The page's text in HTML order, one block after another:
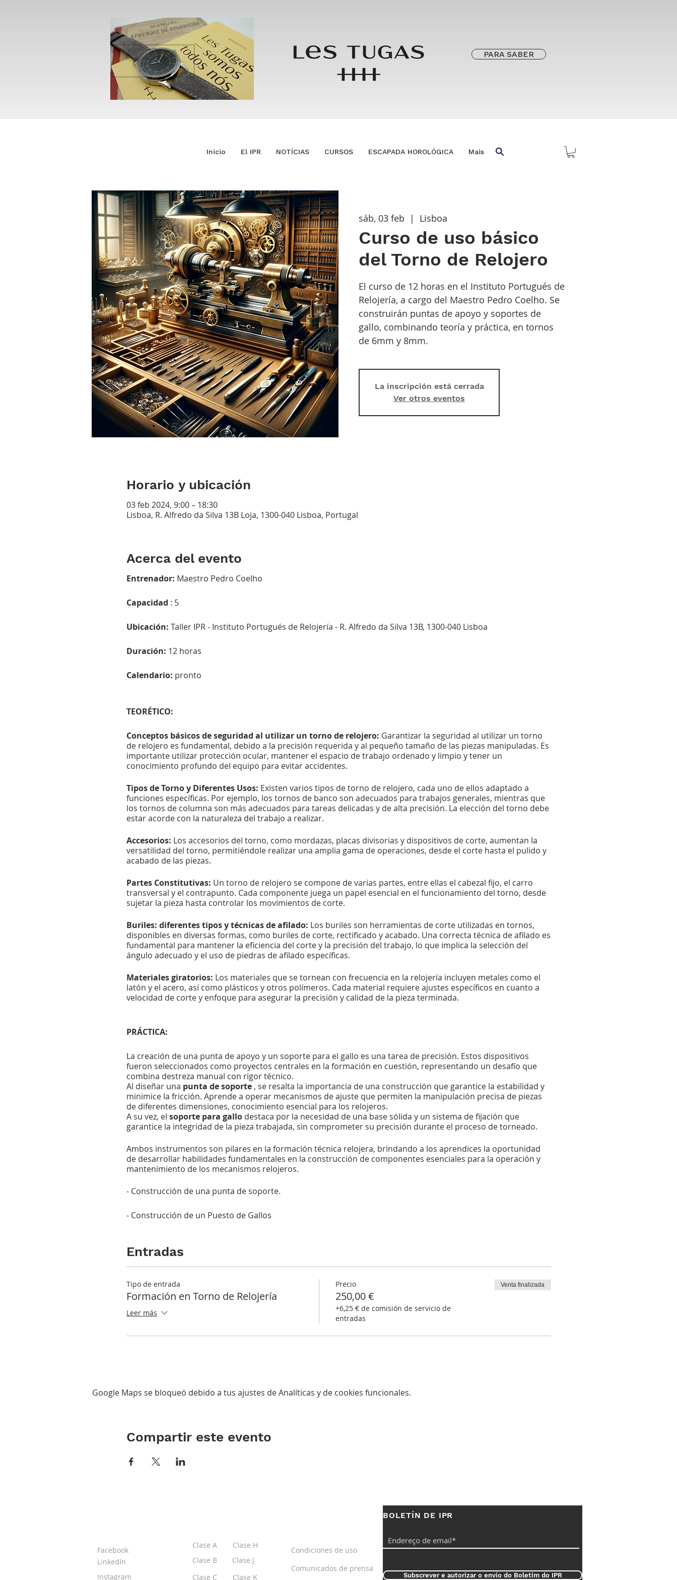
PARA SABER
Inicio El IPR NOTÍCIAS CURSOS ESCAPADA HOROLÓGICA Mais
sáb, 03 feb
  |
Lisboa
Curso de uso básico
del Torno de Relojero
El curso de 12 horas en el Instituto Portugués de
Relojería, a cargo del Maestro Pedro Coelho. Se
construirán puntas de apoyo y soportes de
gallo, combinando teoría y práctica, en tornos
de 6mm y 8mm.
La inscripción está cerrada
Ver otros eventos
Horario y ubicación
03 feb 2024, 9:00 – 18:30
Lisboa, R. Alfredo da Silva 13B Loja, 1300-040 Lisboa, Portugal
Acerca del evento
Entrenador: Maestro Pedro Coelho
Capacidad : 5
Ubicación: Taller IPR - Instituto Portugués de Relojería - R. Alfredo da Silva 13B, 1300-040 Lisboa
Duración: 12 horas
Calendario: pronto
TEORÉTICO:
Conceptos básicos de seguridad al utilizar un torno de relojero: Garantizar la seguridad al utilizar un torno
de relojero es fundamental, debido a la precisión requerida y al pequeño tamaño de las piezas manipuladas. Es
importante utilizar protección ocular, mantener el espacio de trabajo ordenado y limpio y tener un
conocimiento profundo del equipo para evitar accidentes.
Tipos de Torno y Diferentes Usos: Existen varios tipos de torno de relojero, cada uno de ellos adaptado a
funciones específicas. Por ejemplo, los tornos de banco son adecuados para trabajos generales, mientras que
los tornos de columna son más adecuados para tareas delicadas y de alta precisión. La elección del torno debe
estar acorde con la naturaleza del trabajo a realizar.
Accesorios: Los accesorios del torno, como mordazas, placas divisorias y dispositivos de corte, aumentan la
versatilidad del torno, permitiéndole realizar una amplia gama de operaciones, desde el corte hasta el pulido y
acabado de las piezas.
Partes Constitutivas: Un torno de relojero se compone de varias partes, entre ellas el cabezal fijo, el carro
transversal y el contrapunto. Cada componente juega un papel esencial en el funcionamiento del torno, desde
sujetar la pieza hasta controlar los movimientos de corte.
Buriles: diferentes tipos y técnicas de afilado: Los buriles son herramientas de corte utilizadas en tornos,
disponibles en diversas formas, como buriles de corte, rectificado y acabado. Una correcta técnica de afilado es
fundamental para mantener la eficiencia del corte y la precisión del trabajo, lo que implica la selección del
ángulo adecuado y el uso de piedras de afilado específicas.
Materiales giratorios: Los materiales que se tornean con frecuencia en la relojería incluyen metales como el
latón y el acero, así como plásticos y otros polímeros. Cada material requiere ajustes específicos en cuanto a
velocidad de corte y enfoque para asegurar la precisión y calidad de la pieza terminada.
PRÁCTICA:
La creación de una punta de apoyo y un soporte para el gallo es una tarea de precisión. Estos dispositivos
fueron seleccionados como proyectos centrales en la formación en cuestión, representando un desafío que
combina destreza manual con rigor técnico.
Al diseñar una punta de soporte, se resalta la importancia de una construcción que garantice la estabilidad y
minimice la fricción. Aprende a operar mecanismos de ajuste que permiten la manipulación precisa de piezas
de diferentes dimensiones, conocimiento esencial para los relojeros.
A su vez, el soporte para gallodestaca por la necesidad de una base sólida y un sistema de fijación que
garantice la integridad de la pieza trabajada, sin comprometer su precisión durante el proceso de torneado.
Ambos instrumentos son pilares en la formación técnica relojera, brindando a los aprendices la oportunidad
de desarrollar habilidades fundamentales en la construcción de componentes esenciales para la operación y
mantenimiento de los mecanismos relojeros.
- Construcción de una punta de soporte.
- Construcción de un Puesto de Gallos
Entradas
Tipo de entrada
Formación en Torno de Relojería
Leer más
Precio
250,00 €
+6,25 € de comisión de servicio de
entradas
Venta finalizada
Google Maps se bloqueó debido a tus ajustes de Analíticas y de cookies funcionales.
Compartir este evento
Facebook
LinkedIn
Instagram
Clase A
Clase H
Clase B
Clase J
Clase C
Clase K
Condiciones de uso
Comunicados de prensa
BOLETÍN DE IPR
Subscrever e autorizar o envio do Boletim do IPR